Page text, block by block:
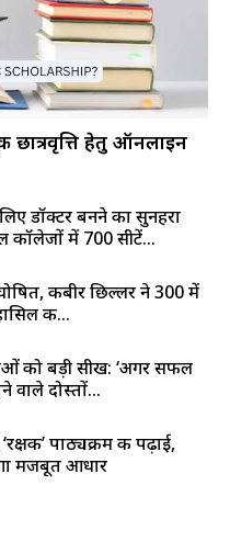
छात्रवृत्ति हेतु ऑनलाइन
डॉक्टर बनने का सुनहरा
कॉलेजों में 700 सीटें...
कबीर छिल्लर ने 300 में
की...
को बड़ी सीख: ‘अगर सफल
वाले दोस्तों...
पाठ्यक्रम की पढ़ाई,
मजबूत आधार